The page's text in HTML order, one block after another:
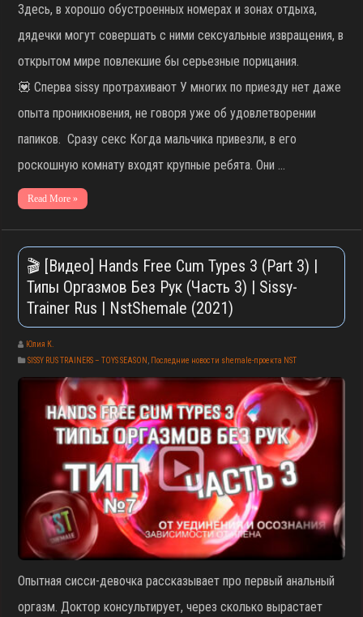
Здесь, в хорошо обустроенных номерах и зонах отдыха,
дядечки могут совершать с ними сексуальные извращения, в
открытом мире повлекшие бы серьезные порицания.
💟 Сперва sissy протрахивают У многих по приезду нет даже
опыта проникновения, не говоря уже об удовлетворении
папиков. Сразу секс Когда мальчика привезли, в его
роскошную комнату входят крупные ребята. Они …
Read More »
🎬 [Видео] Hands Free Cum Types 3 (Part 3) |
Типы Оргазмов Без Рук (Часть 3) | Sissy-
Trainer Rus | NstShemale (2021)
Юлия К.
SISSY RUS TRAINERS – TOYS SEASON
Последние новости shemale-проекта NST
Опытная сисси-девочка рассказывает про первый анальный
оргазм. Доктор консультирует, через сколько вырастает